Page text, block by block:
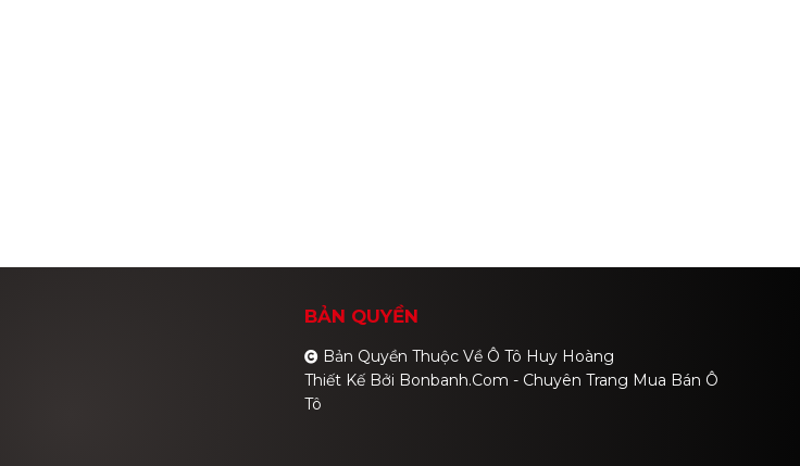
BẢN QUYỀN
Bản Quyền Thuộc Về Ô Tô Huy Hoàng
Thiết Kế Bởi Bonbanh.com - Chuyên Trang Mua Bán Ô
Tô